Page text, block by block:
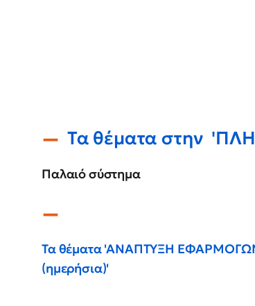
Τα θέματα στην
Παλαιό σύστημα
Τα θέματα 'ΑΝΑΠΤΥΞΗ
(ημερήσια)'